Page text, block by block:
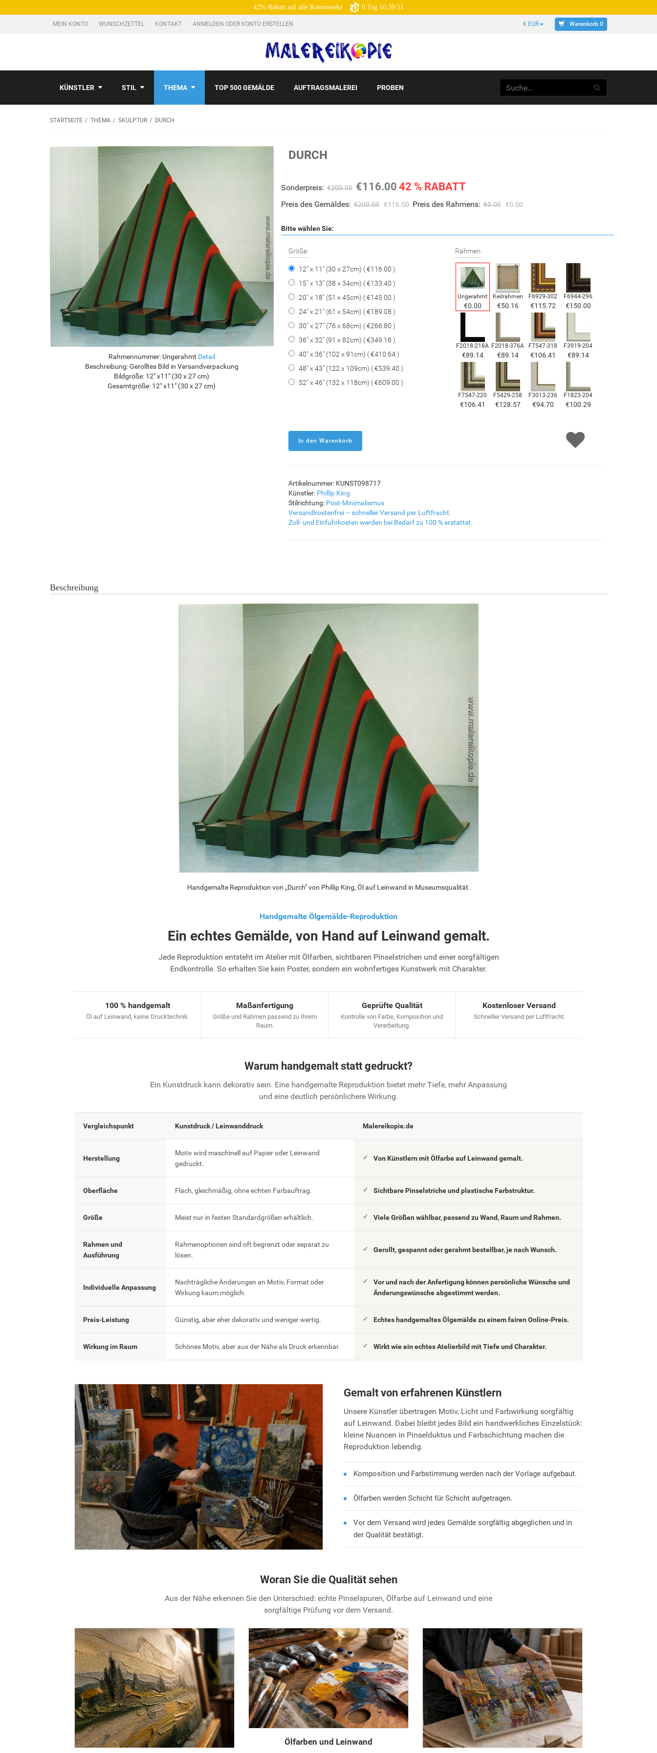
42% Rabatt auf alle Kunstwerke 0 Tag 16:39:50
MEIN KONTO WUNSCHZETTEL KONTAKT ANMELDEN ODER KONTO ERSTELLEN € EUR Warenkorb 0
KÜNSTLER STIL THEMA TOP 500 GEMÄLDE AUFTRAGSMALEREI PROBEN
STARTSEITE THEMA SKULPTUR DURCH
Rahmennummer: Ungerahmt Detail
Beschreibung: Gerolltes Bild in Versandverpackung
Bildgröße: 12" x11" (30 x 27 cm)
Gesamtgröße: 12" x11" (30 x 27 cm)
DURCH
Sonderpreis: €200.00 €116.00 42 % RABATT
Preis des Gemäldes: €200.00 €116.00 Preis des Rahmens: €0.00 €0.00
Bitte wählen Sie:
Größe:
12" x 11" (30 x 27cm) ( €116.00 )
15" x 13" (38 x 34cm) ( €133.40 )
20" x 18" (51 x 45cm) ( €145.00 )
24" x 21" (61 x 54cm) ( €189.08 )
30" x 27" (76 x 68cm) ( €266.80 )
36" x 32" (91 x 82cm) ( €349.16 )
40" x 36" (102 x 91cm) ( €410.64 )
48" x 43" (122 x 109cm) ( €539.40 )
52" x 46" (132 x 118cm) ( €609.00 )
Rahmen:
Ungerahmt
€0.00
Keilrahmen
€50.16
F6929-302
€115.72
F6944-296
€150.00
F2018-218A
€89.14
F2018-376A
€89.14
F7547-318
€106.41
F3919-204
€89.14
F7547-220
€106.41
F5429-258
€128.57
F3013-236
€94.70
F1823-204
€100.29
F7034-296
Artikelnummer: KUNST098717
Künstler: Phillip King
Stilrichtung: Post-Minimalismus
Versandkostenfrei – schneller Versand per Luftfracht.
Zoll- und Einfuhrkosten werden bei Bedarf zu 100 % erstattet.
Beschreibung
Handgemalte Reproduktion von „Durch" von Phillip King, Öl auf Leinwand in Museumsqualität.
Handgemalte Ölgemälde-Reproduktion
Ein echtes Gemälde, von Hand auf Leinwand gemalt.
Jede Reproduktion entsteht im Atelier mit Ölfarben, sichtbaren Pinselstrichen und einer sorgfältigen
Endkontrolle. So erhalten Sie kein Poster, sondern ein wohnfertiges Kunstwerk mit Charakter.
100 % handgemalt
Öl auf Leinwand, keine Drucktechnik.
Maßanfertigung
Größe und Rahmen passend zu Ihrem
Raum.
Geprüfte Qualität
Kontrolle von Farbe, Komposition und
Verarbeitung.
Kostenloser Versand
Schneller Versand per Luftfracht.
Warum handgemalt statt gedruckt?
Ein Kunstdruck kann dekorativ sein. Eine handgemalte Reproduktion bietet mehr Tiefe, mehr Anpassung
und eine deutlich persönlichere Wirkung.
Vergleichspunkt Kunstdruck / Leinwanddruck Malereikopie.de
Herstellung
Motiv wird maschinell auf Papier oder Leinwand
gedruckt.
Von Künstlern mit Ölfarbe auf Leinwand gemalt.
Oberfläche Flach, gleichmäßig, ohne echten Farbauftrag. Sichtbare Pinselstriche und plastische Farbstruktur.
Größe Meist nur in festen Standardgrößen erhältlich. Viele Größen wählbar, passend zu Wand, Raum und Rahmen.
Rahmen und
Ausführung
Rahmenoptionen sind oft begrenzt oder separat zu
lösen.
Gerollt, gespannt oder gerahmt bestellbar, je nach Wunsch.
Individuelle Anpassung
Nachträgliche Änderungen an Motiv, Format oder
Wirkung kaum möglich.
Vor und nach der Anfertigung können persönliche Wünsche und
Änderungswünsche abgestimmt werden.
Preis-Leistung Günstig, aber eher dekorativ und weniger wertig. Echtes handgemaltes Ölgemälde zu einem fairen Online-Preis.
Wirkung im Raum Schönes Motiv, aber aus der Nähe als Druck erkennbar. Wirkt wie ein echtes Atelierbild mit Tiefe und Charakter.
Gemalt von erfahrenen Künstlern
Unsere Künstler übertragen Motiv, Licht und Farbwirkung sorgfältig
auf Leinwand. Dabei bleibt jedes Bild ein handwerkliches Einzelstück:
kleine Nuancen in Pinselduktus und Farbschichtung machen die
Reproduktion lebendig.
Komposition und Farbstimmung werden nach der Vorlage aufgebaut.
Ölfarben werden Schicht für Schicht aufgetragen.
Vor dem Versand wird jedes Gemälde sorgfältig abgeglichen und in
der Qualität bestätigt.
Woran Sie die Qualität sehen
Aus der Nähe erkennen Sie den Unterschied: echte Pinselspuren, Ölfarbe auf Leinwand und eine
sorgfältige Prüfung vor dem Versand.
Ölfarben und Leinwand